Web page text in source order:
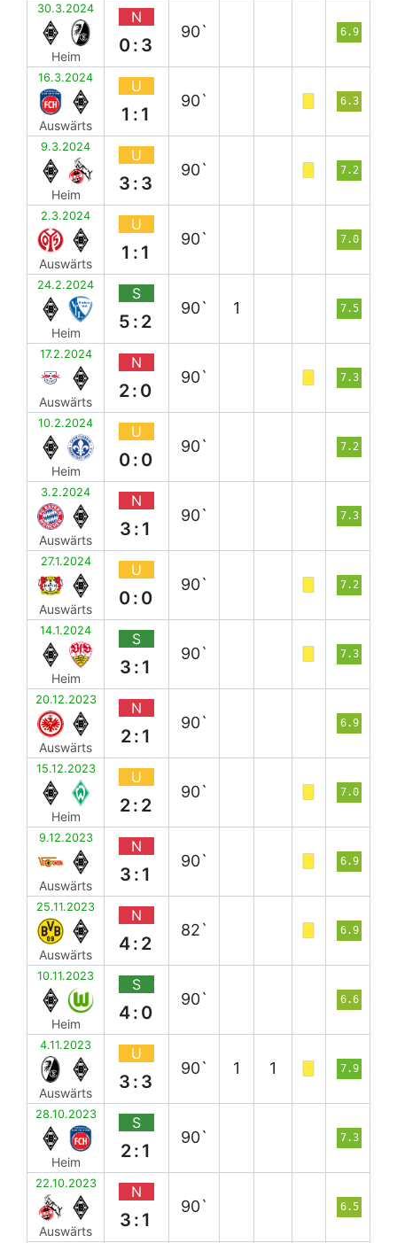
30.3.2024
Heim
N
0:3
90` 6.9
16.3.2024
Auswärts
U
1:1
90` 6.3
9.3.2024
Heim
U
3:3
90` 7.2
2.3.2024
Auswärts
U
1:1
90` 7.0
24.2.2024
Heim
S
5:2
90` 1 7.5
17.2.2024
Auswärts
N
2:0
90` 7.3
10.2.2024
Heim
U
0:0
90` 7.2
3.2.2024
Auswärts
N
3:1
90` 7.3
27.1.2024
Auswärts
U
0:0
90` 7.2
14.1.2024
Heim
S
3:1
90` 7.3
20.12.2023
Auswärts
N
2:1
90` 6.9
15.12.2023
Heim
U
2:2
90` 7.0
9.12.2023
Auswärts
N
3:1
90` 6.9
25.11.2023
Auswärts
N
4:2
82` 6.9
10.11.2023
Heim
S
4:0
90` 6.6
4.11.2023
Auswärts
U
3:3
90` 1 1 7.9
28.10.2023
Heim
S
2:1
90` 7.3
22.10.2023
Auswärts
N
3:1
90` 6.5